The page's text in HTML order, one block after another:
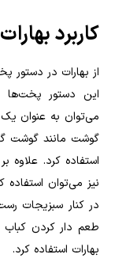
کاربرد
از بهارات در
این دستور پخت‌ها
می‌توان به عنوان
گوشت مانند گوشت
استفاده کرد. علاوه
نیز می‌توان استفاده
در کنار سبزیجات
طعم دار کردن
بهارات استفاده کرد.